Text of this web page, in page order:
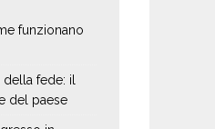
funzionano
della fede: il
del paese